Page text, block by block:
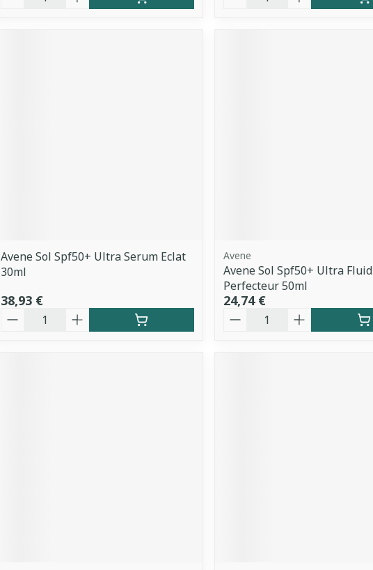
Avene Sol Spf50+ Ultra Serum Eclat
30ml
38,93 €
Quantité
Avene
Avene Sol Spf50+ Ultra Fluid
Perfecteur 50ml
24,74 €
Quantité